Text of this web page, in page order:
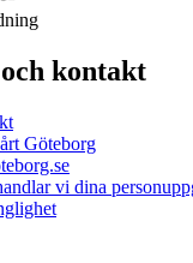
kontakt
Göteborg
vi dina